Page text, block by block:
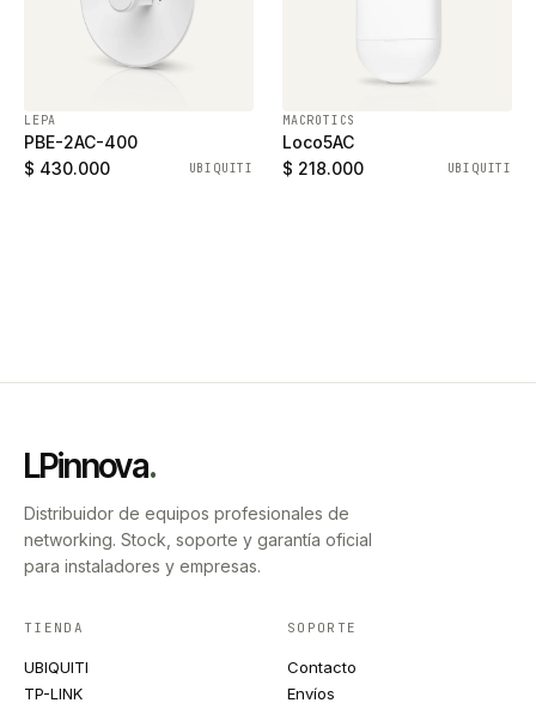
LEPA
PBE-2AC-400
$ 430.000
UBIQUITI
MACROTICS
Loco5AC
$ 218.000
UBIQUITI
LPinnova.
Distribuidor de equipos profesionales de
networking. Stock, soporte y garantía oficial
para instaladores y empresas.
TIENDA
UBIQUITI
TP-LINK
SOPORTE
Contacto
Envíos